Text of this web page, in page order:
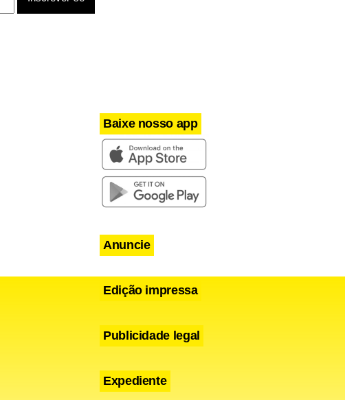
Baixe nosso app
Anuncie
Edição impressa
Publicidade legal
Expediente